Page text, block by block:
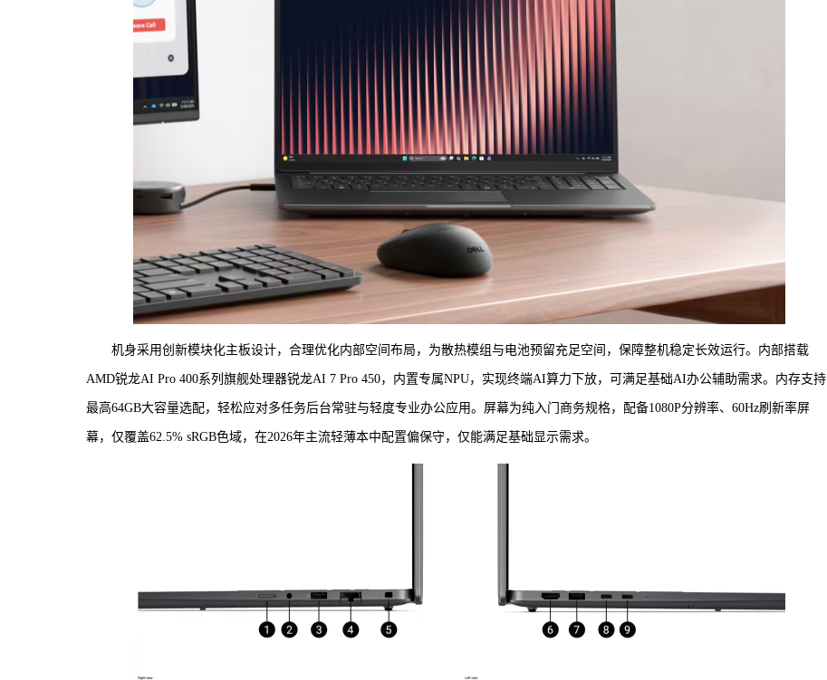
机身采用创新模块化主板设计，合理优化内部空间布局，为散热模组与电池预留充足空间，保障整机稳定长效运行。内部搭载
AMD锐龙AI Pro 400系列旗舰处理器锐龙AI 7 Pro 450，内置专属NPU，实现终端AI算力下放，可满足基础AI办公辅助需求。内存支持
最高64GB大容量选配，轻松应对多任务后台常驻与轻度专业办公应用。屏幕为纯入门商务规格，配备1080P分辨率、60Hz刷新率屏
幕，仅覆盖62.5% sRGB色域，在2026年主流轻薄本中配置偏保守，仅能满足基础显示需求。